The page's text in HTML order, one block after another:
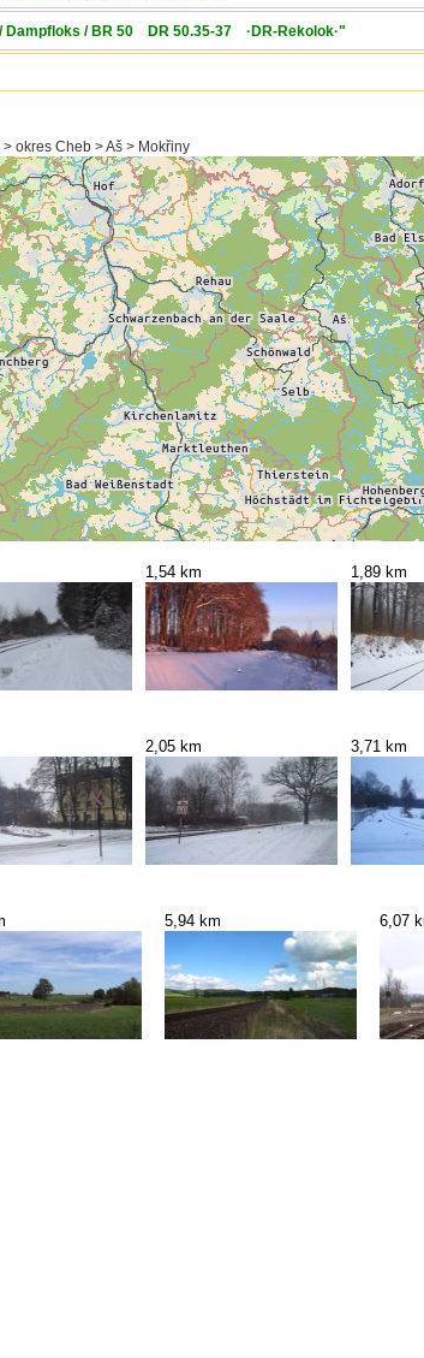
Dampfloks / BR 50 DR 50.35-37 ·DR-Rekolok·"
okres Cheb > Aš > Mokřiny
1,54 km 1,89 km
2,05 km 3,71 km
5,94 km 6,07